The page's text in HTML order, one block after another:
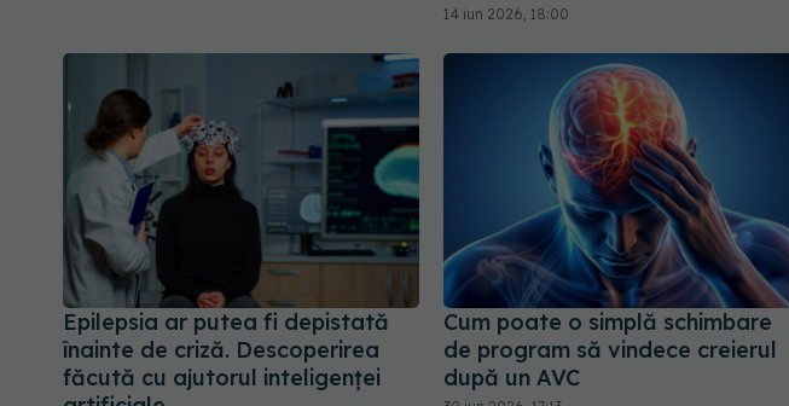
14 iun 2026, 18:00
Epilepsia ar putea fi depistată
înainte de criză. Descoperirea
făcută cu ajutorul inteligenței
Cum poate o simplă schimbare
de program să vindece creierul
după un AVC